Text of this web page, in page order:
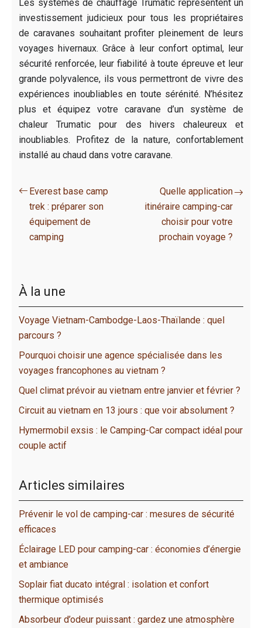
Les systèmes de chauffage Trumatic représentent un
investissement judicieux pour tous les propriétaires
de caravanes souhaitant profiter pleinement de leurs
voyages hivernaux. Grâce à leur confort optimal, leur
sécurité renforcée, leur fiabilité à toute épreuve et leur
grande polyvalence, ils vous permettront de vivre des
expériences inoubliables en toute sérénité. N’hésitez
plus et équipez votre caravane d’un système de
chaleur Trumatic pour des hivers chaleureux et
inoubliables. Profitez de la nature, confortablement
installé au chaud dans votre caravane.
Everest base camp
trek : préparer son
équipement de
camping
Quelle application
itinéraire camping-car
choisir pour votre
prochain voyage ?
À la une
Voyage Vietnam-Cambodge-Laos-Thaïlande : quel
parcours ?
Pourquoi choisir une agence spécialisée dans les
voyages francophones au vietnam ?
Quel climat prévoir au vietnam entre janvier et février ?
Circuit au vietnam en 13 jours : que voir absolument ?
Hymermobil exsis : le Camping-Car compact idéal pour
couple actif
Articles similaires
Prévenir le vol de camping-car : mesures de sécurité
efficaces
Éclairage LED pour camping-car : économies d’énergie
et ambiance
Soplair fiat ducato intégral : isolation et confort
thermique optimisés
Absorbeur d’odeur puissant : gardez une atmosphère